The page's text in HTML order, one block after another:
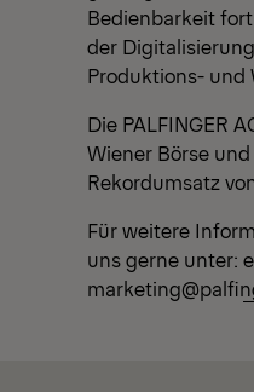
Bedienbarkeit
der
Produktions-
Die PALFINGER
Wiener Börse
Rekordumsatz
Für weitere
uns gerne unter: